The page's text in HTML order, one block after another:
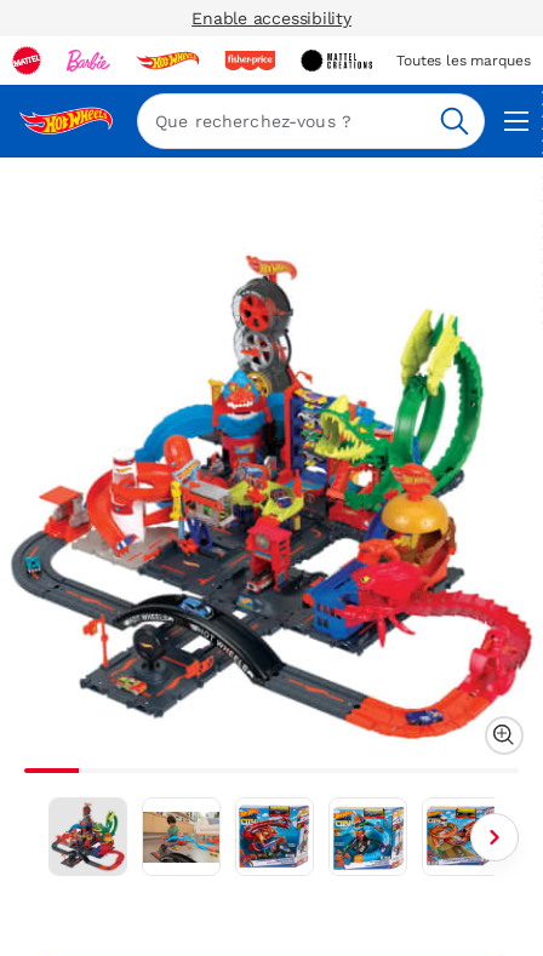
Enable accessibility
Toutes les marques